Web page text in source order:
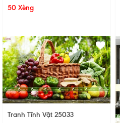
50 Xèng
Tranh Tĩnh Vật 25033